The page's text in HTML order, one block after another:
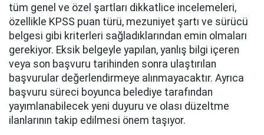
tüm genel ve özel şartları dikkatlice incelemeleri,
özellikle KPSS puan türü, mezuniyet şartı ve sürücü
belgesi gibi kriterleri sağladıklarından emin olmaları
gerekiyor. Eksik belgeyle yapılan, yanlış bilgi içeren
veya son başvuru tarihinden sonra ulaştırılan
başvurular değerlendirmeye alınmayacaktır. Ayrıca
başvuru süreci boyunca belediye tarafından
yayımlanabilecek yeni duyuru ve olası düzeltme
ilanlarının takip edilmesi önem taşıyor.